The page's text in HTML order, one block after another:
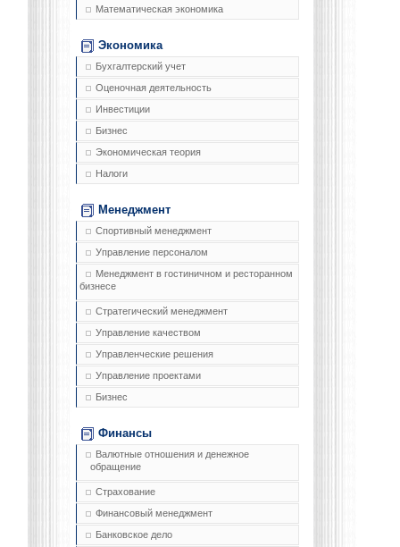
Математическая экономика
Экономика
Бухгалтерский учет
Оценочная деятельность
Инвестиции
Бизнес
Экономическая теория
Налоги
Менеджмент
Спортивный менеджмент
Управление персоналом
Менеджмент в гостиничном и ресторанном
бизнесе
Стратегический менеджмент
Управление качеством
Управленческие решения
Управление проектами
Бизнес
Финансы
Валютные отношения и денежное
обращение
Страхование
Финансовый менеджмент
Банковское дело